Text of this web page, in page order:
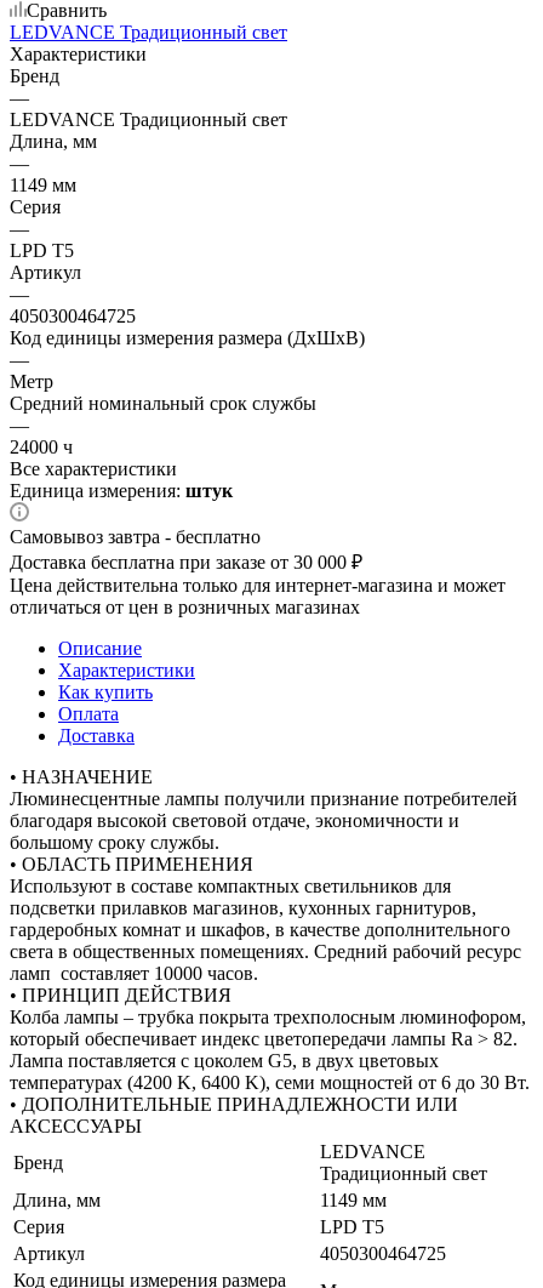
Сравнить
LEDVANCE Традиционный свет
Характеристики
Бренд
—
LEDVANCE Традиционный свет
Длина, мм
—
1149 мм
Серия
—
LPD T5
Артикул
—
4050300464725
Код единицы измерения размера (ДхШхВ)
—
Метр
Средний номинальный срок службы
—
24000 ч
Все характеристики
Единица измерения: штук
Самовывоз завтра - бесплатно
Доставка бесплатна при заказе от 30 000 ₽
Цена действительна только для интернет-магазина и может
отличаться от цен в розничных магазинах
Описание
Характеристики
Как купить
Оплата
Доставка
• НАЗНАЧЕНИЕ
Люминесцентные лампы получили признание потребителей
благодаря высокой световой отдаче, экономичности и
большому сроку службы.
• ОБЛАСТЬ ПРИМЕНЕНИЯ
Используют в составе компактных светильников для
подсветки прилавков магазинов, кухонных гарнитуров,
гардеробных комнат и шкафов, в качестве дополнительного
света в общественных помещениях. Средний рабочий ресурс
ламп составляет 10000 часов.
• ПРИНЦИП ДЕЙСТВИЯ
Колба лампы – трубка покрыта трехполосным люминофором,
который обеспечивает индекс цветопередачи лампы Ra > 82.
Лампа поставляется с цоколем G5, в двух цветовых
температурах (4200 K, 6400 K), cеми мощностей от 6 до 30 Вт.
• ДОПОЛНИТЕЛЬНЫЕ ПРИНАДЛЕЖНОСТИ ИЛИ
АКСЕССУАРЫ
Бренд
LEDVANCE
Традиционный свет
Длина, мм
1149 мм
Серия
LPD T5
Артикул
4050300464725
Код единицы измерения размера